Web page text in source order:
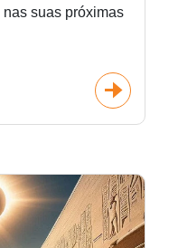
suas próximas